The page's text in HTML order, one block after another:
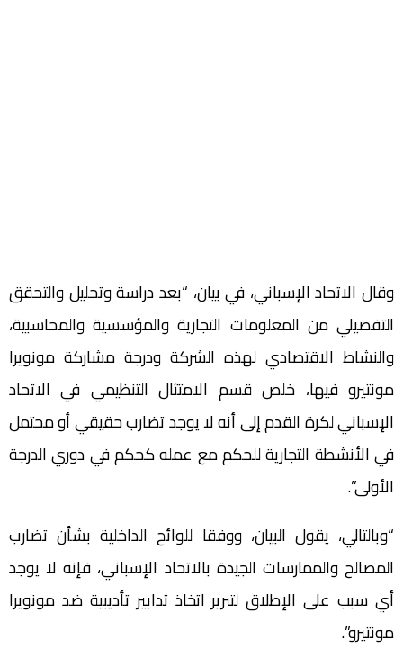
وقال الاتحاد الإسباني، في بيان، “بعد دراسة وتحليل والتحقق
التفصيلي من المعلومات التجارية والمؤسسية والمحاسبية،
والنشاط الاقتصادي لهذه الشركة ودرجة مشاركة مونويرا
مونتيرو فيها، خلص قسم الامتثال التنظيمي في الاتحاد
الإسباني لكرة القدم إلى أنه لا يوجد تضارب حقيقي أو محتمل
في الأنشطة التجارية للحكم مع عمله كحكم في دوري الدرجة
الأولى”.
“وبالتالي، يقول البيان، ووفقا للوائح الداخلية بشأن تضارب
المصالح والممارسات الجيدة بالاتحاد الإسباني، فإنه لا يوجد
أي سبب على الإطلاق لتبرير اتخاذ تدابير تأديبية ضد مونويرا
مونتيرو”.